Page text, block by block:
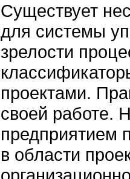
Существует
для системы
зрелости
проектами.
своей работе.
предприятием
в области